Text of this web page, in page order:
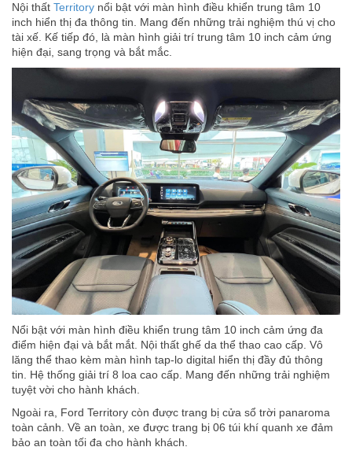
Nội thất Territory nổi bật với màn hình điều khiển trung tâm 10
inch hiển thị đa thông tin. Mang đến những trải nghiệm thú vị cho
tài xế. Kế tiếp đó, là màn hình giải trí trung tâm 10 inch cảm ứng
hiện đại, sang trọng và bắt mắc.
Nổi bật với màn hình điều khiển trung tâm 10 inch cảm ứng đa
điểm hiện đại và bắt mắt. Nội thất ghế da thể thao cao cấp. Vô
lăng thể thao kèm màn hình tap-lo digital hiển thị đầy đủ thông
tin. Hệ thống giải trí 8 loa cao cấp. Mang đến những trải nghiệm
tuyệt vời cho hành khách.
Ngoài ra, Ford Territory còn được trang bị cửa sổ trời panaroma
toàn cảnh. Về an toàn, xe được trang bị 06 túi khí quanh xe đảm
bảo an toàn tối đa cho hành khách.